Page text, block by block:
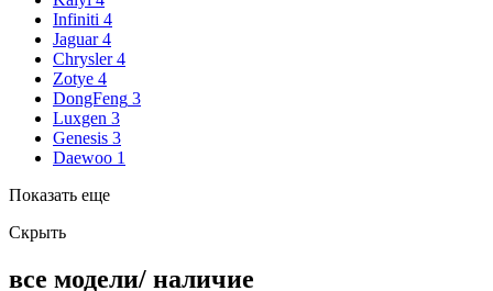
Infiniti 4
Jaguar 4
Chrysler 4
Zotye 4
DongFeng 3
Luxgen 3
Genesis 3
Daewoo 1
Показать еще
Скрыть
все модели/ наличие